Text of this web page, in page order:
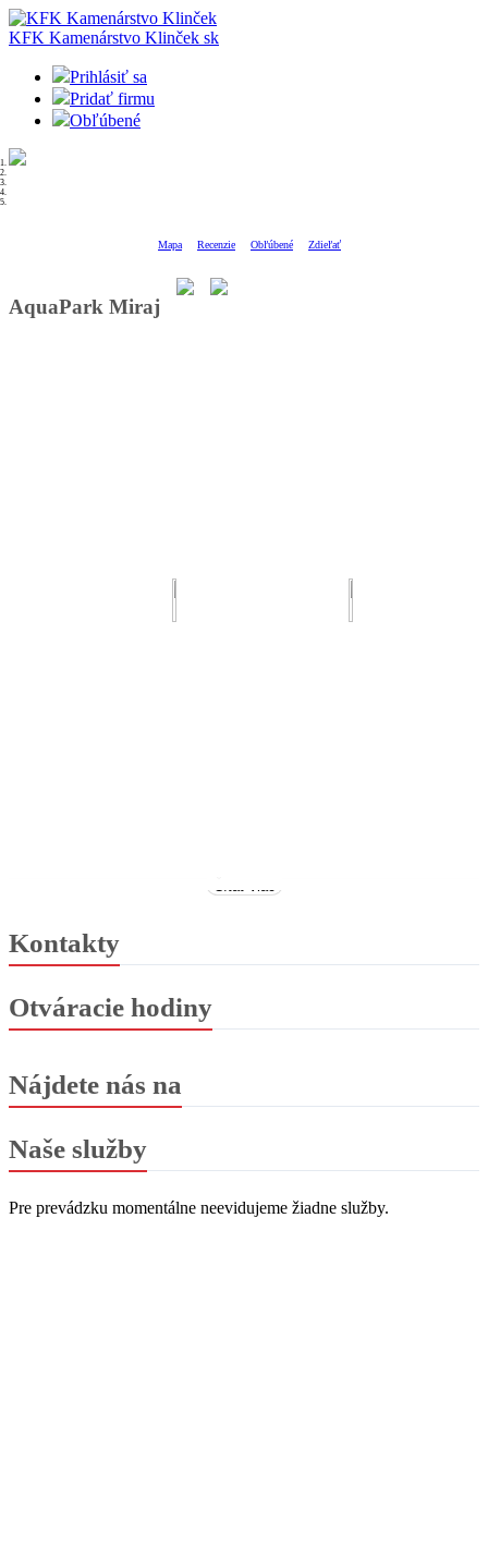
KFK Kamenárstvo Klinček sk
Prihlásiť sa
Pridať firmu
Obľúbené
Mapa Recenzie Obľúbené Zdieľať
AquaPark Miraj
Čítať viac
Kontakty
Otváracie hodiny
Nájdete nás na
Naše služby
Pre prevádzku momentálne neevidujeme žiadne služby.